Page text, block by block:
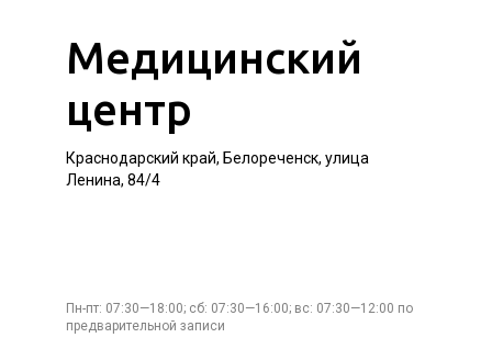
Медицинский
центр
Краснодарский край, Белореченск, улица
Ленина, 84/4
Пн-пт: 07:30—18:00; сб: 07:30—16:00; вс: 07:30—12:00 по
предварительной записи